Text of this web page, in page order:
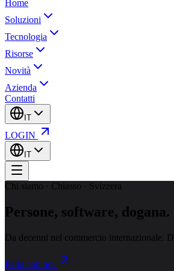
Home
Soluzioni
Tecnologia
Risorse
Novità
Azienda
Contatti
IT
LOGIN
IT
Chi siamo · Chiasso · Svizzera
Persone, software, dogana.
Da decenni nel commercio internazionale.
Parla con noi